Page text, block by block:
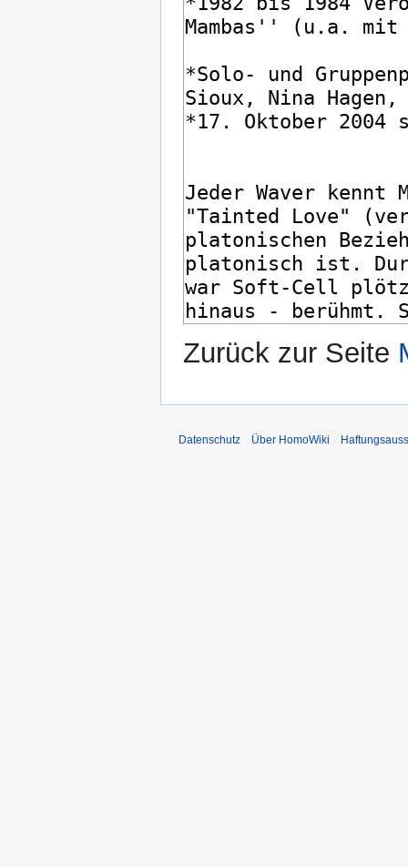
Zurück zur Seite
Datenschutz Über HomoWiki